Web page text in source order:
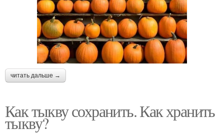
читать дальше →
Как тыкву сохранить. Как хранить
тыкву?